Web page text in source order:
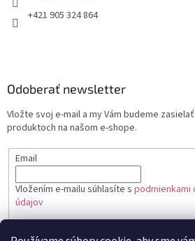
+421 905 324 864
Odoberať newsletter
Vložte svoj e-mail a my Vám budeme
produktoch na našom e-shope.
Email
Vložením e-mailu súhlasíte s podmienkami
údajov
PRIHLÁSIŤ SA